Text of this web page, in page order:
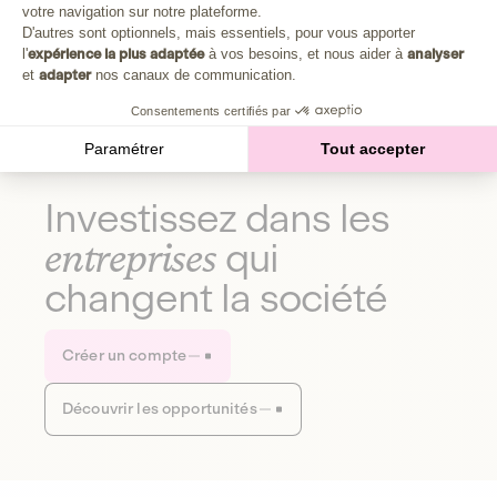
Plongez au cœur de la fabrique d'une autre économie,
celle qui fait du bien à la planète et aux humains.
Découvrir notre média
Investissez dans les
entreprises qui
changent la société
Créer un compte
Découvrir les opportunités
votre navigation sur notre plateforme.
D'autres sont optionnels, mais essentiels, pour vous apporter
l'expérience la plus adaptéeà vos besoins, et nous aider à analyser
et adapternos canaux de communication.
Consentements certifiés par
Paramétrer Tout accepter
Axeptio consent